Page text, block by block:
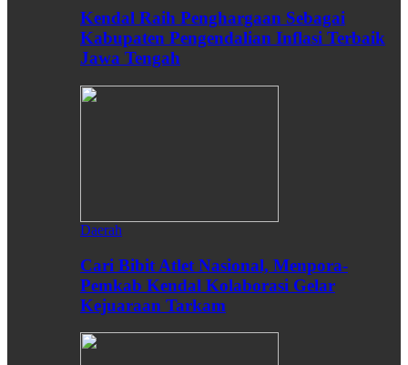
Kendal Raih Penghargaan Sebagai
Kabupaten Pengendalian Inflasi Terbaik
Jawa Tengah
Daerah
Cari Bibit Atlet Nasional, Menpora-
Pemkab Kendal Kolaborasi Gelar
Kejuaraan Tarkam